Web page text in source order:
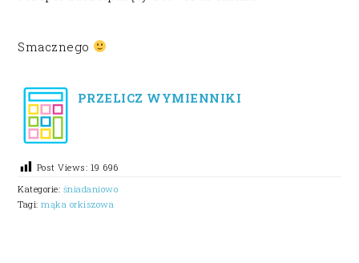
Smacznego
PRZELICZ WYMIENNIKI
Post Views: 19 696
Kategorie: śniadaniowo
Tagi:mąka orkiszowa